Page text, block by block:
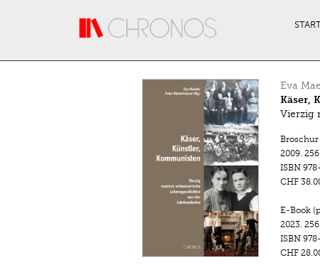
Eva
Käser,
Vierzig
Broschur
2009.
ISBN
CHF
E-Book
2023.
ISBN
CHF